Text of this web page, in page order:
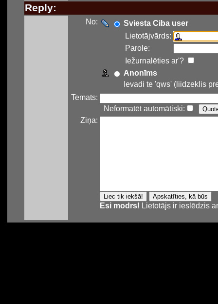
Reply:
No:
Sviesta Ciba user
Lietotājvārds:
Parole:
Iežurnalēties ar'?
Anonīms
Ievadi te 'qws' (liidzeklis
Temats:
Neformatēt automātiski:
Ziņa:
Esi modrs! Lietotājs ir ieslēdzis